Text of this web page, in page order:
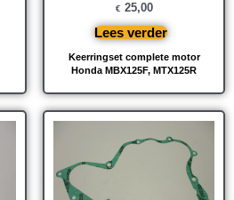
Keerringset complete motor
Honda MBX125F, MTX125R
€ 25,00
Lees verder